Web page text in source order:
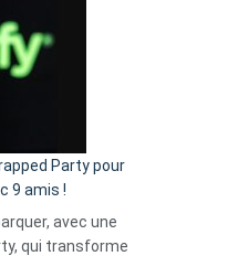
Party pour
9 amis !
avec une
qui transforme